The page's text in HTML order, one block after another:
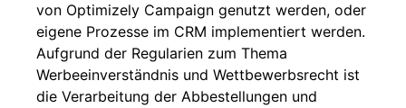
von Optimizely Campaign genutzt werden, oder
eigene Prozesse im CRM implementiert werden.
Aufgrund der Regularien zum Thema
Werbeeinverständnis und Wettbewerbsrecht ist
die Verarbeitung der Abbestellungen und